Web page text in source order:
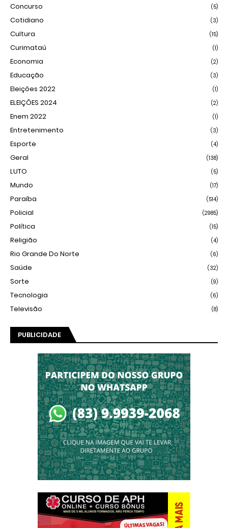
Concurso (5)
Cotidiano (3)
Cultura (15)
Curimataú (1)
Economia (2)
Educação (3)
Eleições 2022 (1)
ELEIÇÕES 2024 (2)
Enem 2022 (1)
Entretenimento (3)
Esporte (4)
Geral (138)
LUTO (5)
Mundo (17)
Paraíba (514)
Policial (2985)
Política (15)
Religião (4)
Rio Grande Do Norte (6)
Saúde (32)
Sorte (9)
Tecnologia (6)
Televisão (8)
PUBLICIDADE